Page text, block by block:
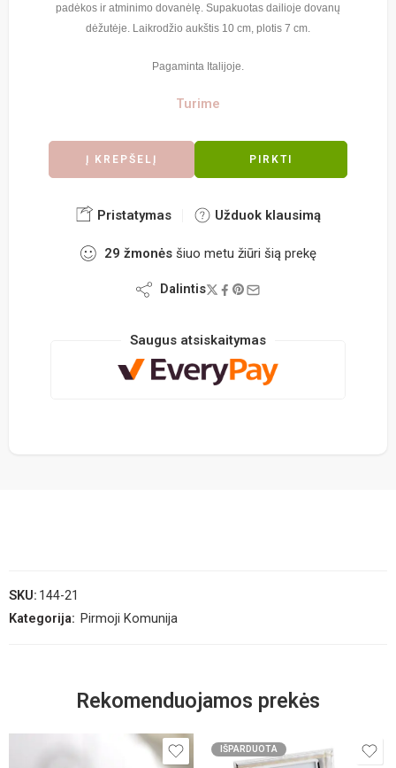
padėkos ir atminimo dovanėlę. Supakuotas dailioje dovanų
dėžutėje. Laikrodžio aukštis 10 cm, plotis 7 cm.
Pagaminta Italijoje.
Turime
Į KREPŠELĮ PIRKTI
Pristatymas Užduok klausimą
29 žmonės šiuo metu žiūri šią prekę
Dalintis
Saugus atsiskaitymas
SKU: 144-21
Kategorija: Pirmoji Komunija
Rekomenduojamos prekės
IŠPARDUOTA